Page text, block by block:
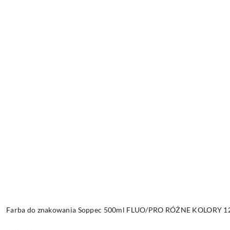
Farba do znakowania Soppec 500ml FLUO/PRO RÓŻNE KOLORY